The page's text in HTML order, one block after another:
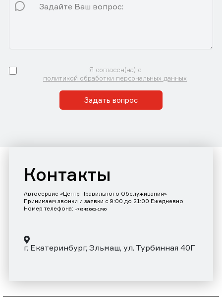
Я согласен(на) с
политикой обработки персональных данных
Задать вопрос
Контакты
Автосервис «Центр Правильного Обслуживания»
Принимаем звонки и заявки с 9:00 до 21:00 Ежедневно
Номер телефона: +7 (343)302-17-80
г. Екатеринбург, Эльмаш, ул. Турбинная 40Г